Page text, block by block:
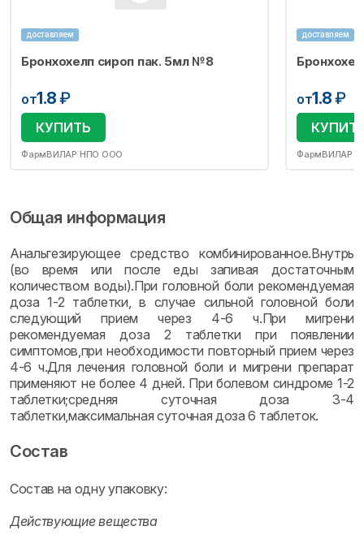
доставляем
Бронхохелп сироп пак. 5мл №8
от1.8₽
КУПИТЬ
ФармВИЛАР НПО ООО
доставляем
от1.8₽
ФармВИЛАР
Общая информация
Анальгезирующее средство комбинированное.Внутрь
(во время или после еды запивая достаточным
количеством воды).При головной боли рекомендуемая
доза 1-2 таблетки, в случае сильной головной боли
следующий прием через 4-6 ч.При мигрени
рекомендуемая доза 2 таблетки при появлении
симптомов,при необходимости повторный прием через
4-6 ч.Для лечения головной боли и мигрени препарат
применяют не более 4 дней. При болевом синдроме 1-2
таблетки;средняя суточная доза 3-4
таблетки,максимальная суточная доза 6 таблеток.
Состав
Состав на одну упаковку:
Действующие вещества